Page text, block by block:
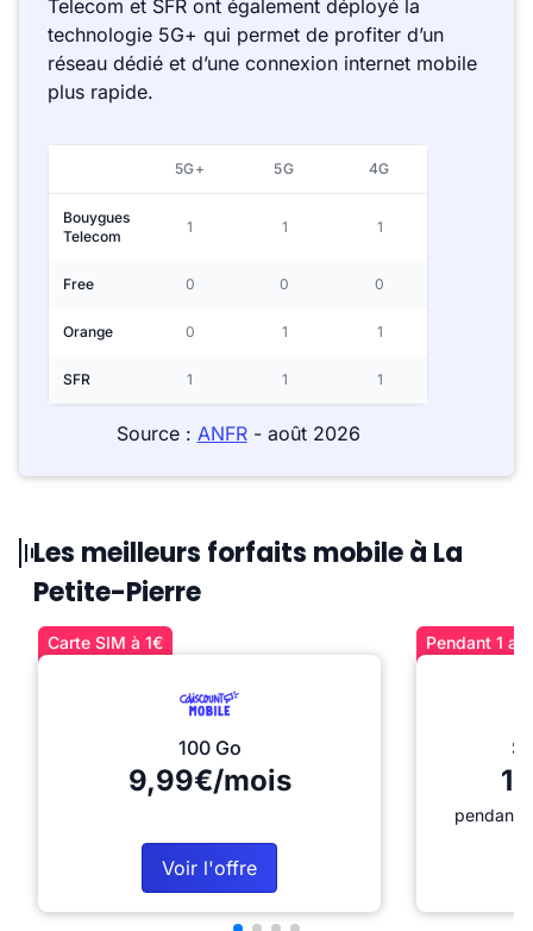
Telecom et SFR ont également déployé la
technologie 5G+ qui permet de profiter d’un
réseau dédié et d’une connexion internet mobile
plus rapide.
5G+ 5G 4G
Bouygues
Telecom
1 1 1
Free 0 0 0
Orange 0 1 1
SFR 1 1 1
Source : ANFR- août 2026
Les meilleurs forfaits mobile à La
Petite-Pierre
Carte SIM à 1€
100 Go
9,99€/mois
Voir l'offre
Pendant 1
pendant